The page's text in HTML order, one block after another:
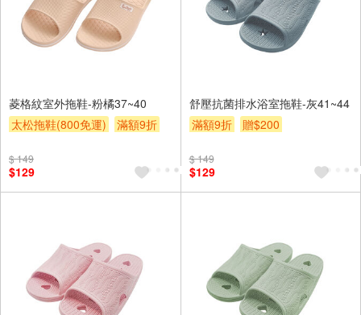
菱格紋室外拖鞋-粉橘37~40
太松拖鞋(800免運)
滿額9折
$ 149
$129
舒壓抗菌排水浴室拖鞋-灰41~44
滿額9折
贈$200
$ 149
$129